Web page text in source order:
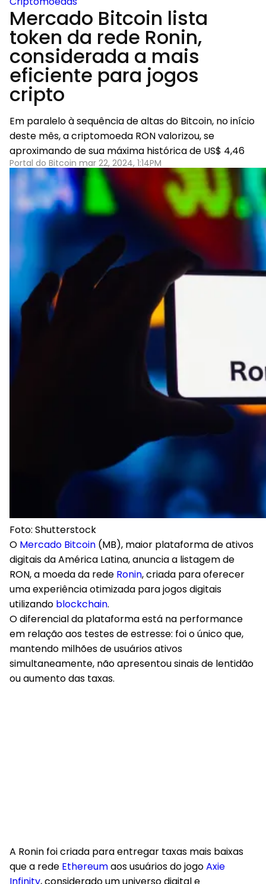
Mercado Bitcoin lista
token da rede Ronin,
considerada a mais
eficiente para jogos
cripto
Em paralelo à sequência de altas do Bitcoin, no início
deste mês, a criptomoeda RON valorizou, se
aproximando de sua máxima histórica de US$ 4,46
Portal do Bitcoin mar 22, 2024, 1:14PM
Foto: Shutterstock
O Mercado Bitcoin (MB), maior plataforma de ativos
digitais da América Latina, anuncia a listagem de
RON, a moeda da rede Ronin, criada para oferecer
uma experiência otimizada para jogos digitais
utilizando blockchain.
O diferencial da plataforma está na performance
em relação aos testes de estresse: foi o único que,
mantendo milhões de usuários ativos
simultaneamente, não apresentou sinais de lentidão
ou aumento das taxas.
A Ronin foi criada para entregar taxas mais baixas
que a rede Ethereumaos usuários do jogoAxie